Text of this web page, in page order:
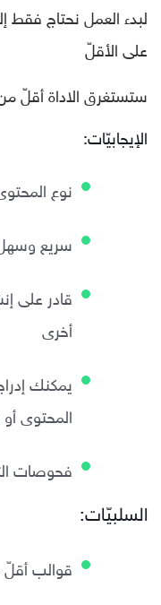
على الأقلّ
ستستغرق الاداة أقلّ من 30 ثانية لتوليد
الإيجابيّات:
نوع
سريع
قادر على
أخرى
يمكنك
المحتوى أو
فحوصات
السلبيّات:
قوالب